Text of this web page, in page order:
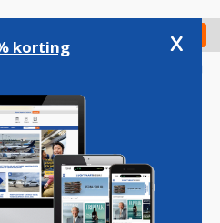
Check in
Vacatures
korting x